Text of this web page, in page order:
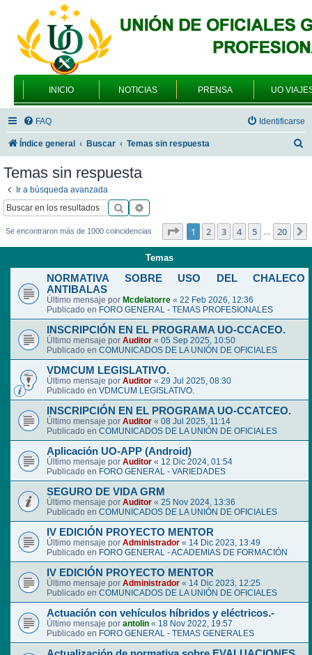
INICIO NOTICIAS PRENSA UO
FAQ Identificarse
Índice general Buscar Temas sin respuesta
Temas sin respuesta
Ir a búsqueda avanzada
Buscar
Se encontraron más de 1000 coincidencias Página de 20
1 2 3 4 5 … 20
Temas
NORMATIVA SOBRE USO DEL CHALECO
ANTIBALAS
Último mensaje por Mcdelatorre « 22 Feb 2026, 12:36
Publicado en FORO GENERAL - TEMAS PROFESIONALES
INSCRIPCIÓN EN EL PROGRAMA UO-CCACEO.
Último mensaje por Auditor « 05 Sep 2025, 10:50
Publicado en COMUNICADOS DE LA UNIÓN DE OFICIALES
VDMCUM LEGISLATIVO.
Último mensaje por Auditor « 29 Jul 2025, 08:30
Publicado en VDMCUM LEGISLATIVO.
INSCRIPCIÓN EN EL PROGRAMA UO-CCATCEO.
Último mensaje por Auditor « 08 Jul 2025, 11:14
Publicado en COMUNICADOS DE LA UNIÓN DE OFICIALES
Aplicación UO-APP (Android)
Último mensaje por Auditor « 12 Dic 2024, 01:54
Publicado en FORO GENERAL - VARIEDADES
SEGURO DE VIDA GRM
Último mensaje por Auditor « 25 Nov 2024, 13:36
Publicado en COMUNICADOS DE LA UNIÓN DE OFICIALES
IV EDICIÓN PROYECTO MENTOR
Último mensaje por Administrador « 14 Dic 2023, 13:49
Publicado en FORO GENERAL - ACADEMIAS DE FORMACIÓN
IV EDICIÓN PROYECTO MENTOR
Último mensaje por Administrador « 14 Dic 2023, 12:25
Publicado en COMUNICADOS DE LA UNIÓN DE OFICIALES
Actuación con vehículos híbridos y eléctricos.-
Último mensaje por antolin « 18 Nov 2022, 19:57
Publicado en FORO GENERAL - TEMAS GENERALES